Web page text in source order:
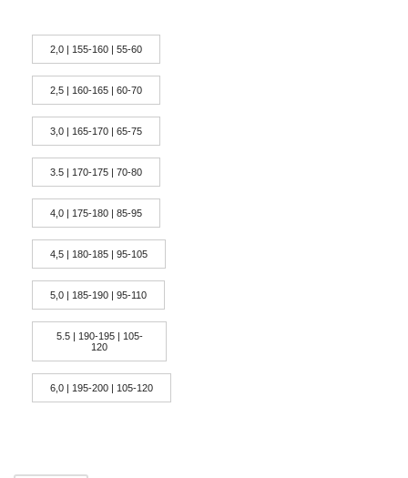
2,0 | 155-160 | 55-60
2,5 | 160-165 | 60-70
3,0 | 165-170 | 65-75
3.5 | 170-175 | 70-80
4,0 | 175-180 | 85-95
4,5 | 180-185 | 95-105
5,0 | 185-190 | 95-110
5.5 | 190-195 | 105-
120
6,0 | 195-200 | 105-120